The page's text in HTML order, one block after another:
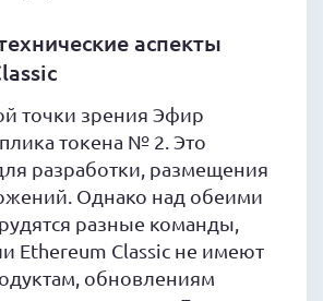
аспекты
точки зрения Эфир
токена № 2. Это
разработки, размещения
Однако над обеими
разные команды,
Ethereum Classic не имеют
обновлениям